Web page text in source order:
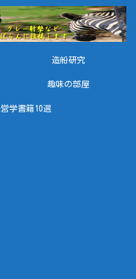
造船研究
趣味の部屋
学書籍10選